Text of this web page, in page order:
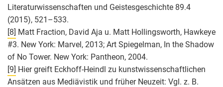
Literaturwissenschaften und Geistesgeschichte 89.4
(2015), 521–533.
[8] Matt Fraction, David Aja u. Matt Hollingsworth, Hawkeye
#3. New York: Marvel, 2013; Art Spiegelman, In the Shadow
of No Tower. New York: Pantheon, 2004.
[9] Hier greift Eckhoff-Heindl zu kunstwissenschaftlichen
Ansätzen aus Mediävistik und früher Neuzeit: Vgl. z. B.